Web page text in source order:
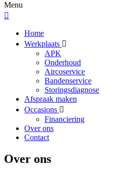
Menu
Home
Werkplaats
APK
Onderhoud
Aircoservice
Bandenservice
Storingsdiagnose
Afspraak maken
Occasions
Financiering
Over ons
Contact
Over ons